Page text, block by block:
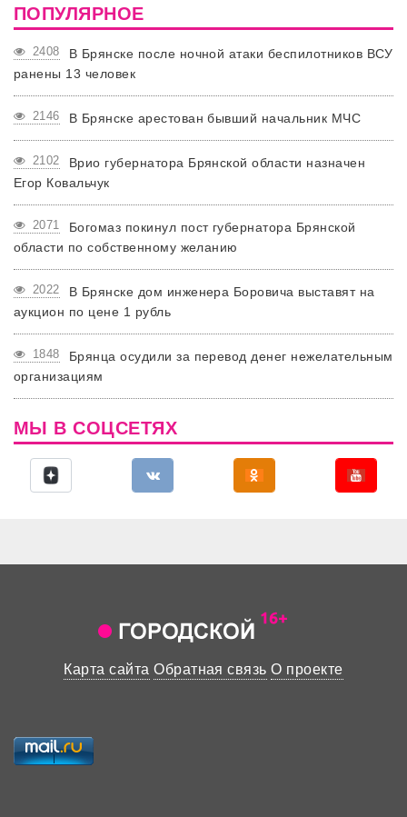
ПОПУЛЯРНОЕ
2408
В Брянске после ночной атаки беспилотников ВСУ
ранены 13 человек
2146 В Брянске арестован бывший начальник МЧС
2102
Врио губернатора Брянской области назначен
Егор Ковальчук
2071
Богомаз покинул пост губернатора Брянской
области по собственному желанию
2022
В Брянске дом инженера Боровича выставят на
аукцион по цене 1 рубль
1848
Брянца осудили за перевод денег нежелательным
организациям
МЫ В СОЦСЕТЯХ
Карта сайта Обратная связь О проекте